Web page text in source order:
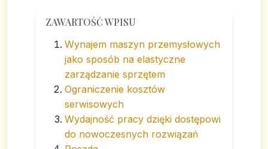
ZAWARTOŚĆ WPISU
Wynajem maszyn przemysłowych
jako sposób na elastyczne
zarządzanie sprzętem
Ograniczenie kosztów
serwisowych
Wydajność pracy dzięki dostępowi
do nowoczesnych rozwiązań